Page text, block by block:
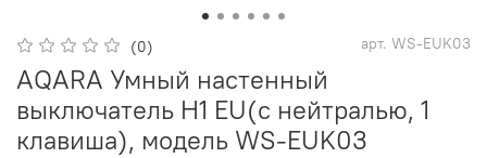
(0) арт. WS-EUK03
AQARA Умный настенный
выключатель H1 EU(с нейтралью, 1
клавиша), модель WS-EUK03